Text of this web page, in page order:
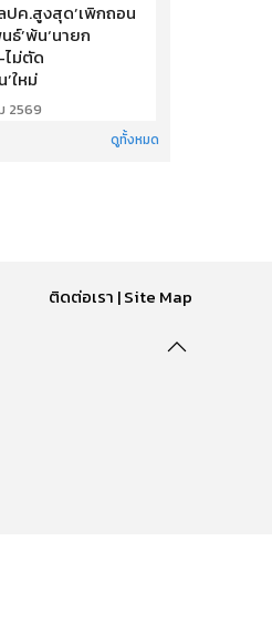
ปค.สูงสุด’เพิกถอน
ธ์’พ้น‘นายก
ไม่ตัด
ใหม่
2569
ดูทั้งหมด
ติดต่อเรา |Site Map